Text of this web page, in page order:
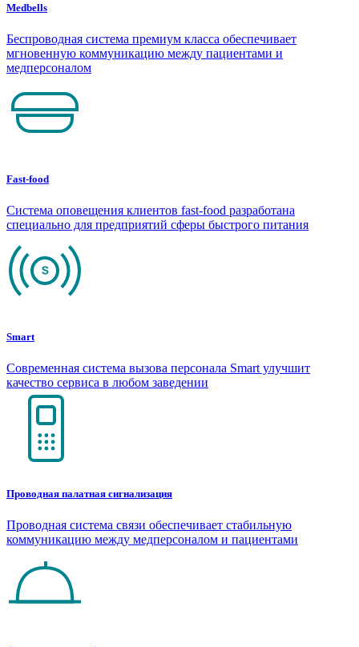
Medbells
Беспроводная система премиум класса обеспечивает
мгновенную коммуникацию между пациентами и
медперсоналом
Fast-food
Система оповещения клиентов fast-food разработана
специально для предприятий сферы быстрого питания
Smart
Современная система вызова персонала Smart улучшит
качество сервиса в любом заведении
Проводная палатная сигнализация
Проводная система связи обеспечивает стабильную
коммуникацию между медперсоналом и пациентами